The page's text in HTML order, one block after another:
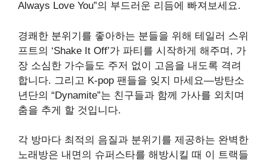
Always Love You”의 부드러운 리듬에 빠져보세요.
경쾌한 분위기를 좋아하는 분들을 위해 테일러 스위
프트의 ‘Shake It Off’가 파티를 시작하게 해주며, 가
장 소심한 가수들도 주저 없이 고음을 내도록 격려
합니다. 그리고 K-pop 팬들을 잊지 마세요—방탄소
년단의 “Dynamite”는 친구들과 함께 가사를 외치며
춤을 추게 할 것입니다.
각 방마다 최적의 음질과 분위기를 제공하는 완벽한
노래방은 내면의 슈퍼스타를 해방시킬 때 이 트랙들